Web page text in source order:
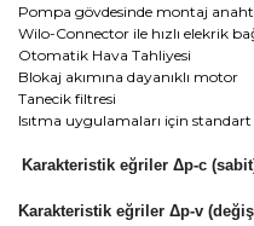
Pompa gövdesinde montaj
Wilo-Connector ile hızlı elekrik
Otomatik Hava Tahliyesi
Blokaj akımına dayanıklı motor
Tanecik filtresi
Isıtma uygulamaları için standart
Karakteristik eğriler Δp-c
Karakteristik eğriler Δp-v